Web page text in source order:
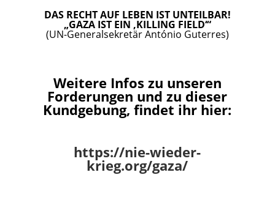
DAS RECHT AUF LEBEN IST UNTEILBAR!
„GAZA IST EIN ‚KILLING FIELD‘“
(UN-Generalsekretär António Guterres)
Weitere Infos zu unseren
Forderungen und zu dieser
Kundgebung, findet ihr hier:
https://nie-wieder-
krieg.org/gaza/